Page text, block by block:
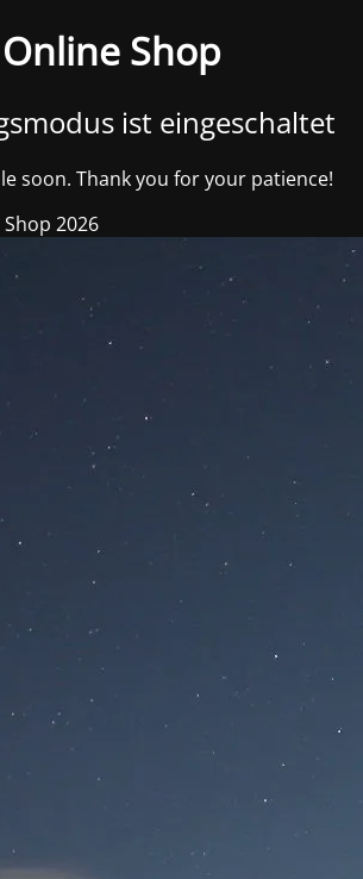
Shop
ist eingeschaltet
soon. Thank you for your patience!
2026